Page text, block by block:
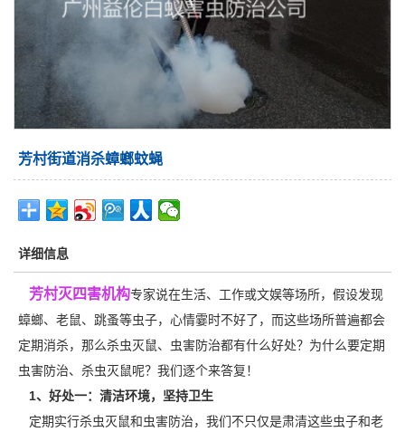
芳村街道消杀蟑螂蚊蝇
详细信息
芳村灭四害机构专家说在生活、工作或文娱等场所，假设发现
蟑螂、老鼠、跳蚤等虫子，心情霎时不好了，而这些场所普遍都会
定期消杀，那么杀虫灭鼠、虫害防治都有什么好处？为什么要定期
虫害防治、杀虫灭鼠呢？我们逐个来答复！
1、好处一：清洁环境，坚持卫生
定期实行杀虫灭鼠和虫害防治，我们不只仅是肃清这些虫子和老